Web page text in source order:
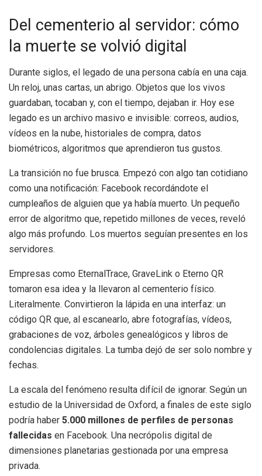
Del cementerio al servidor: cómo
la muerte se volvió digital
Durante siglos, el legado de una persona cabía en una caja.
Un reloj, unas cartas, un abrigo. Objetos que los vivos
guardaban, tocaban y, con el tiempo, dejaban ir. Hoy ese
legado es un archivo masivo e invisible: correos, audios,
vídeos en la nube, historiales de compra, datos
biométricos, algoritmos que aprendieron tus gustos.
La transición no fue brusca. Empezó con algo tan cotidiano
como una notificación: Facebook recordándote el
cumpleaños de alguien que ya había muerto. Un pequeño
error de algoritmo que, repetido millones de veces, reveló
algo más profundo. Los muertos seguían presentes en los
servidores.
Empresas como EternalTrace, GraveLink o Eterno QR
tomaron esa idea y la llevaron al cementerio físico.
Literalmente. Convirtieron la lápida en una interfaz: un
código QR que, al escanearlo, abre fotografías, vídeos,
grabaciones de voz, árboles genealógicos y libros de
condolencias digitales. La tumba dejó de ser solo nombre y
fechas.
La escala del fenómeno resulta difícil de ignorar. Según un
estudio de la Universidad de Oxford, a finales de este siglo
podría haber 5.000 millones de perfiles de personas
fallecidas en Facebook. Una necrópolis digital de
dimensiones planetarias gestionada por una empresa
privada.